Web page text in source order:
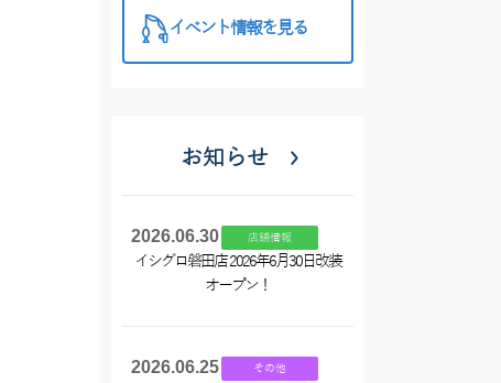
イベント情報を見る
お知らせ
2026.06.30 店舗情報
イシグロ磐田店 2026年6月30日改装
オープン！
2026.06.25 その他